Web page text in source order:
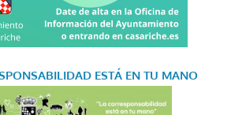
ESTÁ EN TU MANO